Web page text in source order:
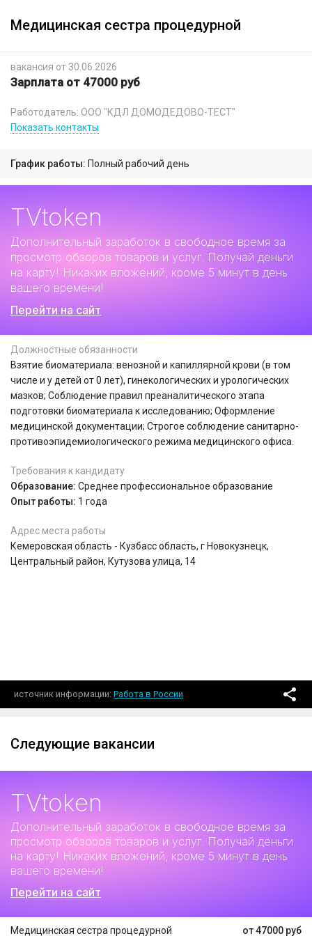
Медицинская сестра процедурной
вакансия от 30.06.2026
Зарплата от 47000 руб
Работодатель: ООО "КДЛ ДОМОДЕДОВО-ТЕСТ"
Показать контакты
График работы: Полный рабочий день
TVtoken
Дополнительный заработок в свободное время за
просмотр обзоров товаров и услуг. Получай деньги
на карту! Никаких вложений, кроме 5 минут в день
вашего времени!
Перейти на сайт
Должностные обязанности
Взятие биоматериала: венозной и капиллярной крови (в том
числе и у детей от 0 лет), гинекологических и урологических
мазков; Соблюдение правил преаналитического этапа
подготовки биоматериала к исследованию; Оформление
медицинской документации; Строгое соблюдение санитарно-
противоэпидемиологического режима медицинского офиса.
Требования к кандидату
Образование: Среднее профессиональное образование
Опыт работы: 1 года
Адрес места работы
Кемеровская область - Кузбасс область, г Новокузнецк,
Центральный район, Кутузова улица, 14
источник информации Работа в России
Следующие вакансии
TVtoken
Дополнительный заработок в свободное время за
просмотр обзоров товаров и услуг. Получай деньги
на карту! Никаких вложений, кроме 5 минут в день
вашего времени!
Перейти на сайт
от 47000 руб
Медицинская сестра процедурной